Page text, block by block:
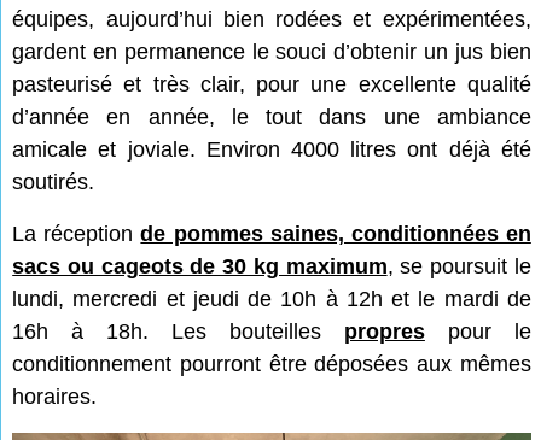
équipes, aujourd’hui bien rodées et expérimentées,
gardent en permanence le souci d’obtenir un jus bien
pasteurisé et très clair, pour une excellente qualité
d’année en année, le tout dans une ambiance
amicale et joviale. Environ 4000 litres ont déjà été
soutirés.
La réceptionde pommes saines, conditionnées en
sacs ou cageots de 30 kg maximum, se poursuit le
lundi, mercredi et jeudi de 10h à 12h et le mardi de
16h à 18h. Les bouteilles proprespour le
conditionnement pourront être déposées aux mêmes
horaires.